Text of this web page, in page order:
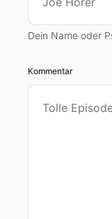
Dein Name oder
Kommentar